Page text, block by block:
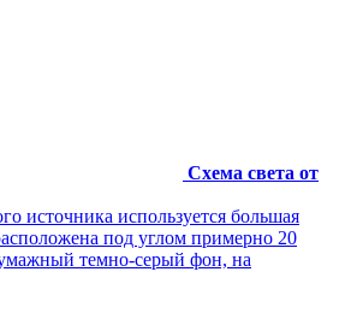
Схема света от
источника используется большая
под углом примерно 20
темно-серый фон, на